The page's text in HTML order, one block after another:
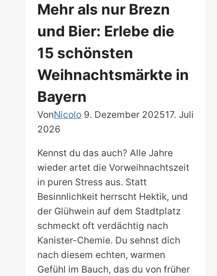
Mehr als nur Brezn
und Bier: Erlebe die
15 schönsten
Weihnachtsmärkte in
Bayern
VonNicolo 9. Dezember 202517. Juli
2026
Kennst du das auch? Alle Jahre
wieder artet die Vorweihnachtszeit
in puren Stress aus. Statt
Besinnlichkeit herrscht Hektik, und
der Glühwein auf dem Stadtplatz
schmeckt oft verdächtig nach
Kanister-Chemie. Du sehnst dich
nach diesem echten, warmen
Gefühl im Bauch, das du von früher